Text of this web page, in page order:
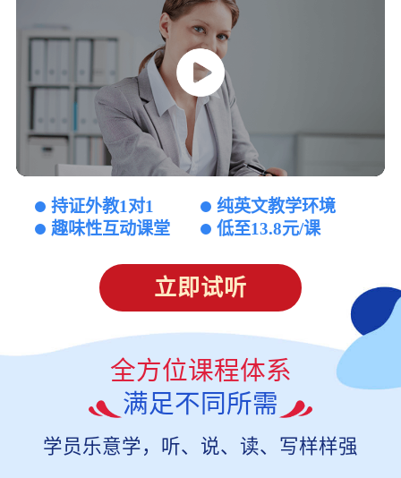
持证外教1对1
纯英文教学环境
趣味性互动课堂
低至13.8元/课
立即试听
全方位课程体系
满足不同所需
学员乐意学，听、说、读、写样样强